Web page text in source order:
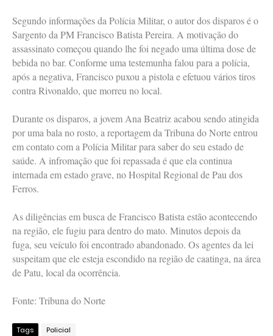
Segundo informações da Polícia Militar, o autor dos disparos é o
Sargento da PM Francisco Batista Pereira. A motivação do
assassinato começou quando lhe foi negado uma última dose de
bebida no bar. Conforme uma testemunha falou para a polícia,
após a negativa, Francisco puxou a pistola e efetuou vários tiros
contra Rivonaldo, que morreu no local.
Durante os disparos, a jovem Ana Beatriz acabou sendo atingida
por uma bala no rosto, a reportagem da Tribuna do Norte entrou
em contato com a Polícia Militar para saber do seu estado de
saúde. A infromação que foi repassada é que ela continua
internada em estado grave, no Hospital Regional de Pau dos
Ferros.
As diligências em busca de Francisco Batista estão acontecendo
na região, ele fugiu para dentro do mato. Minutos depois da
fuga, seu veículo foi encontrado abandonado. Os agentes da lei
suspeitam que ele esteja escondido na região de caatinga, na área
de Patu, local da ocorrência.
Fonte: Tribuna do Norte
Tags Policial